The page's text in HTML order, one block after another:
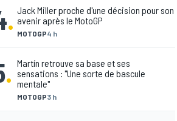
. MOTOGP4 h
Jack Miller proche d'une décision pour son
avenir après le MotoGP
.
MOTOGP3 h
Martín retrouve sa base et ses
sensations : "Une sorte de bascule
mentale"